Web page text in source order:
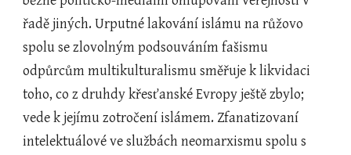
řadě jiných. Urputné lakování islámu na růžovo
spolu se zlovolným podsouváním fašismu
odpůrcům multikulturalismu směřuje k likvidaci
toho, co z druhdy křesťanské Evropy ještě zbylo;
vede k jejímu zotročení islámem. Zfanatizovaní
intelektuálové ve službách neomarxismu spolu s